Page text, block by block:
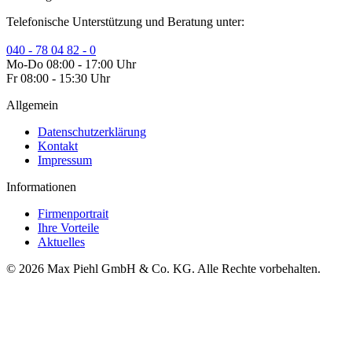
Telefonische Unterstützung und Beratung unter:
040 - 78 04 82 - 0
Mo-Do 08:00 - 17:00 Uhr
Fr 08:00 - 15:30 Uhr
Allgemein
Datenschutzerklärung
Kontakt
Impressum
Informationen
Firmenportrait
Ihre Vorteile
Aktuelles
© 2026 Max Piehl GmbH & Co. KG. Alle Rechte vorbehalten.